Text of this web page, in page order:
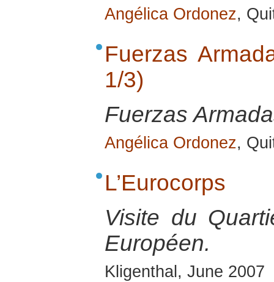
Angélica Ordonez,
Fuerzas
1/3)
Fuerzas
Angélica Ordonez,
L’Eurocorps
Visite du
Européen.
Kligenthal, June 2007